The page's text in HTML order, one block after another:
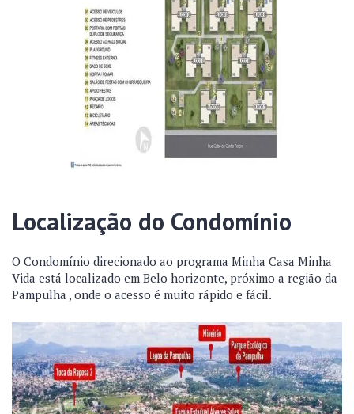
Localização do Condomínio
O Condomínio direcionado ao programa Minha Casa Minha
Vida está localizado em Belo horizonte, próximo a região da
Pampulha , onde o acesso é muito rápido e fácil.